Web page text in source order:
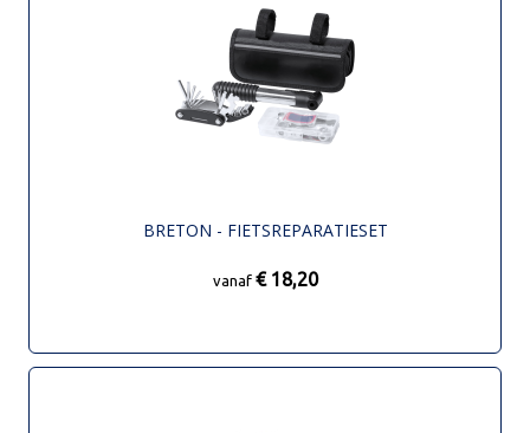
BRETON - FIETSREPARATIESET
vanaf € 18,20